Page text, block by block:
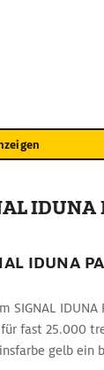
IDUNA
IDUNA
SIGNAL IDUNA
fast 25.000
gelb ein